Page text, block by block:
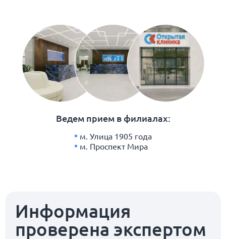
Ведем прием в филиалах:
м. Улица 1905 года
м. Проспект Мира
Информация
проверена экспертом